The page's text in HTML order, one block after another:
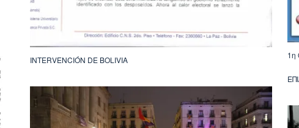
1η ΟΚΤΩΒΡΗ ΠΑΓΚΟΣΜΙΑ ΗΜΕΡΑ ΤΩΝ ΣΥΝΤΑΞΙΟΥΧΩΝ &
INTERVENCIÓN DE BOLIVIA